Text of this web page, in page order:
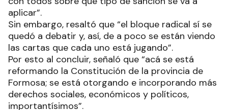
aplicar”.
Sin embargo, resaltó que “el bloque radical sí se
quedó a debatir y, así, de a poco se están viendo
las cartas que cada uno está jugando”.
Por esto al concluir, señaló que “acá se está
reformando la Constitución de la provincia de
Formosa; se está otorgando e incorporando más
derechos sociales, económicos y políticos,
importantísimos”.